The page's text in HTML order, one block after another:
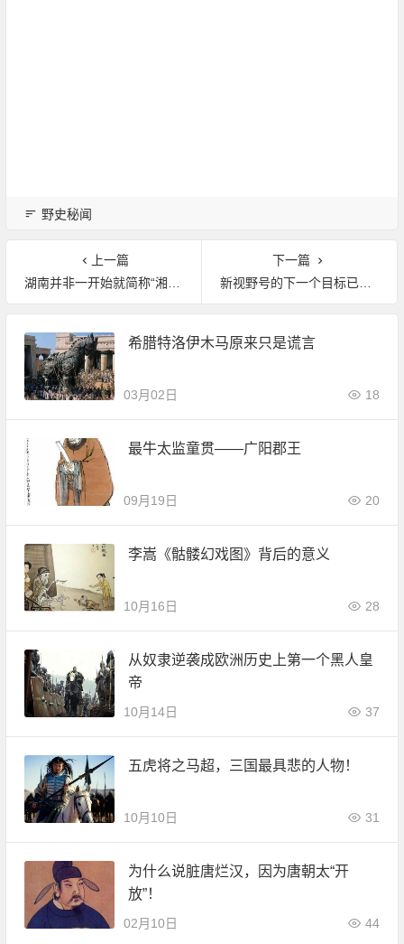
野史秘闻
上一篇
湖南并非一开始就简称“湘” 原来还有这些称呼
下一篇
新视野号的下一个目标已经进入视野中了
希腊特洛伊木马原来只是谎言
03月02日 18
最牛太监童贯——广阳郡王
09月19日 20
李嵩《骷髅幻戏图》背后的意义
10月16日 28
从奴隶逆袭成欧洲历史上第一个黑人皇
帝
10月14日 37
五虎将之马超，三国最具悲的人物！
10月10日 31
为什么说脏唐烂汉，因为唐朝太“开
放”！
02月10日 44